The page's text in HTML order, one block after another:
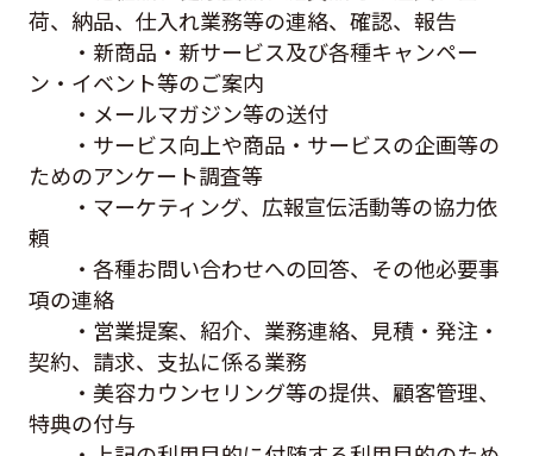
荷、納品、仕入れ業務等の連絡、確認、報告
・新商品・新サービス及び各種キャンペー
ン・イベント等のご案内
・メールマガジン等の送付
・サービス向上や商品・サービスの企画等の
ためのアンケート調査等
・マーケティング、広報宣伝活動等の協力依
頼
・各種お問い合わせへの回答、その他必要事
項の連絡
・営業提案、紹介、業務連絡、見積・発注・
契約、請求、支払に係る業務
・美容カウンセリング等の提供、顧客管理、
特典の付与